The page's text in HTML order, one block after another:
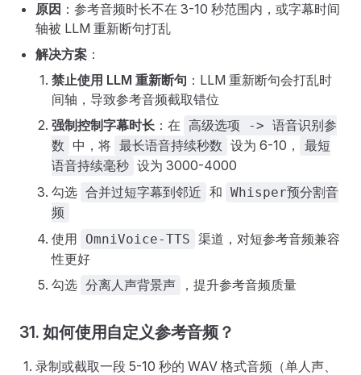
原因 ：参考音频时长不在 3-10 秒范围内，或字幕时间
轴被 LLM 重新断句打乱
解决方案 ：
禁止使用 LLM 重新断句 ：LLM 重新断句会打乱时
间轴，导致参考音频截取错位
强制控制字幕时长 ：在 高级选项 -> 语音识别参
数
中，将 最长语音持续秒数 设为 6-10，
最短
语音持续毫秒 设为 3000-4000
勾选 合并过短字幕到邻近 和 Whisper预分割音
频
使用 OmniVoice-TTS 渠道，对短参考音频兼容
性更好
勾选 分离人声背景声 ，提升参考音频质量
31. 如何使用自定义参考音频？
录制或截取一段 5-10 秒的 WAV 格式音频（单人声、